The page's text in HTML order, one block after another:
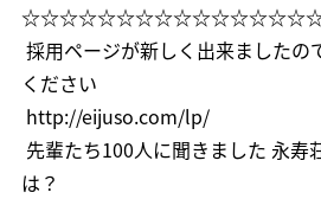
採用ページが新しく出来ましたの
ください
http://eijuso.com/lp/
先輩たち100人に聞きました 永寿
は？